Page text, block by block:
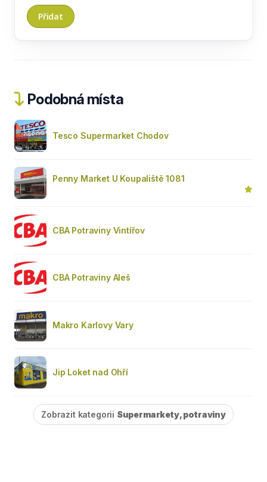
Podobná místa
Tesco Supermarket Chodov
Penny Market U Koupaliště 1081
CBA Potraviny Vintířov
CBA Potraviny Aleš
Makro Karlovy Vary
Jip Loket nad Ohří
Zobrazit kategorii Supermarkety, potraviny